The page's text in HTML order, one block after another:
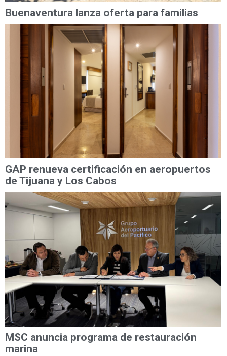
Buenaventura lanza oferta para familias
GAP renueva certificación en aeropuertos
de Tijuana y Los Cabos
MSC anuncia programa de restauración
marina